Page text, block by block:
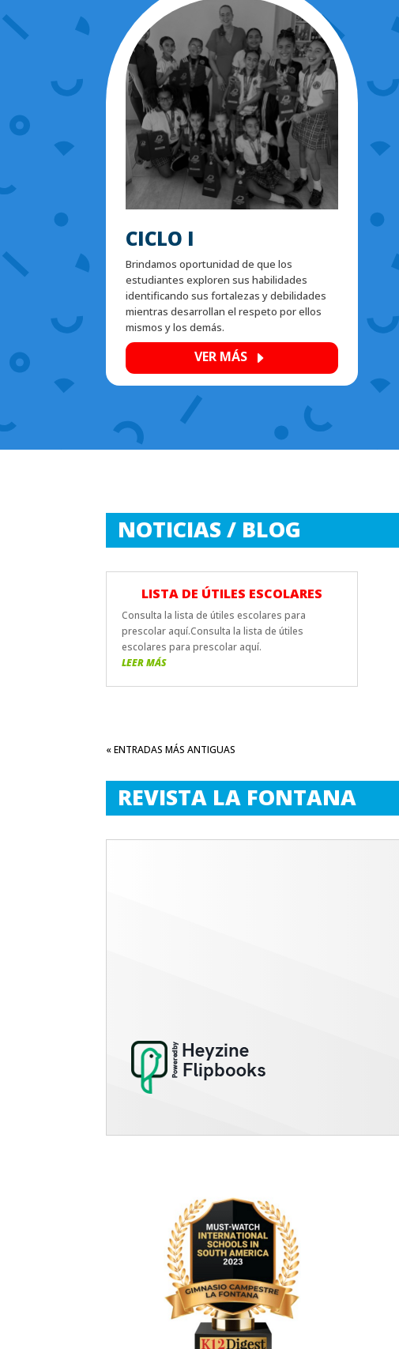
CICLO I
Brindamos oportunidad de que los
estudiantes exploren sus habilidades
identificando sus fortalezas y debilidades
mientras desarrollan el respeto por ellos
mismos y los demás.
VER MÁS E
NOTICIAS / BLOG
LISTA DE ÚTILES ESCOLARES
Consulta la lista de útiles escolares para
prescolar aquí.Consulta la lista de útiles
escolares para prescolar aquí.
LEER MÁS
« ENTRADAS MÁS ANTIGUAS
REVISTA LA FONTANA